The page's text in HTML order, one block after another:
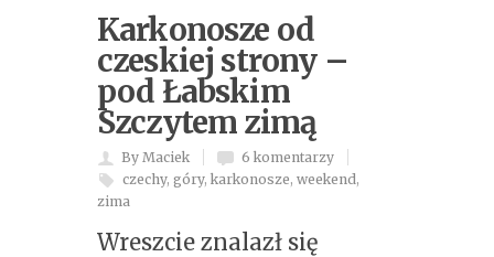
Karkonosze od
czeskiej strony –
pod Łabskim
Szczytem zimą
By Maciek
6 komentarzy
czechy, góry, karkonosze, weekend,
zima
Wreszcie znalazł się